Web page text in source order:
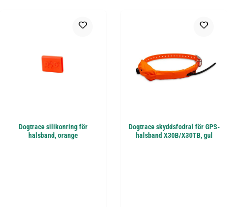
Dogtrace silikonring för
halsband, orange
Dogtrace skyddsfodral för GPS-
halsband X30B/X30TB, gul